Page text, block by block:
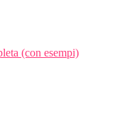
(con esempi)